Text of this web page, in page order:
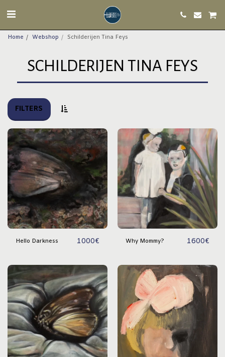
Home Webshop Schilderijen Tina Feys
SCHILDERIJEN TINA FEYS
FILTERS
Hello Darkness 1000€ Why Mommy? 1600€